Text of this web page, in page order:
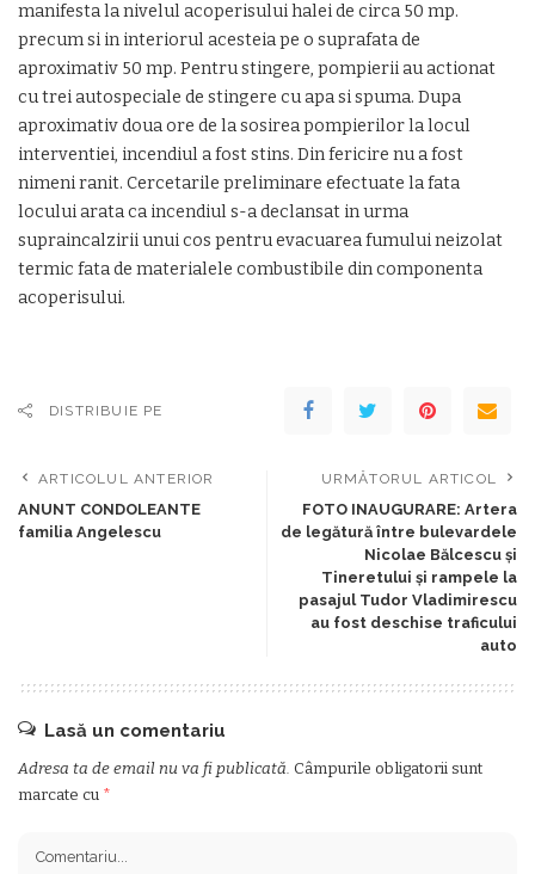
manifesta la nivelul acoperisului halei de circa 50 mp.
precum si in interiorul acesteia pe o suprafata de
aproximativ 50 mp. Pentru stingere, pompierii au actionat
cu trei autospeciale de stingere cu apa si spuma. Dupa
aproximativ doua ore de la sosirea pompierilor la locul
interventiei, incendiul a fost stins. Din fericire nu a fost
nimeni ranit. Cercetarile preliminare efectuate la fata
locului arata ca incendiul s-a declansat in urma
supraincalzirii unui cos pentru evacuarea fumului neizolat
termic fata de materialele combustibile din componenta
acoperisului.
DISTRIBUIE PE
ARTICOLUL ANTERIOR
ANUNT CONDOLEANTE
familia Angelescu
URMĂTORUL ARTICOL
FOTO INAUGURARE: Artera
de legătură între bulevardele
Nicolae Bălcescu şi
Tineretului şi rampele la
pasajul Tudor Vladimirescu
au fost deschise traficului
auto
Lasă un comentariu
Adresa ta de email nu va fi publicată. Câmpurile obligatorii sunt
marcate cu *